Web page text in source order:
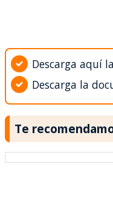
Descarga aquí
Descarga la
Te